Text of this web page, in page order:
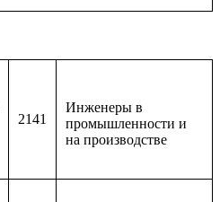
2141
Инженеры в
промышленности и
на производстве